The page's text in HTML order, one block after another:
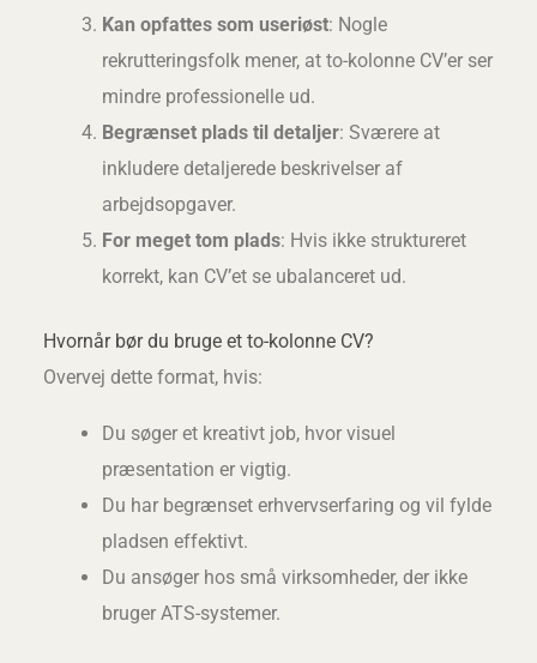
Kan opfattes som useriøst: Nogle
rekrutteringsfolk mener, at to-kolonne CV’er ser
mindre professionelle ud.
Begrænset plads til detaljer: Sværere at
inkludere detaljerede beskrivelser af
arbejdsopgaver.
For meget tom plads: Hvis ikke struktureret
korrekt, kan CV’et se ubalanceret ud.
Hvornår bør du bruge et to-kolonne CV?
Overvej dette format, hvis:
Du søger et kreativt job, hvor visuel
præsentation er vigtig.
Du har begrænset erhvervserfaring og vil fylde
pladsen effektivt.
Du ansøger hos små virksomheder, der ikke
bruger ATS-systemer.